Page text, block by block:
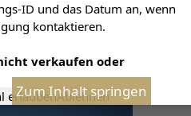
ID und das Datum an, wenn
kontaktieren.
verkaufen oder
erlaubenAblehnen
Zum Inhalt springen